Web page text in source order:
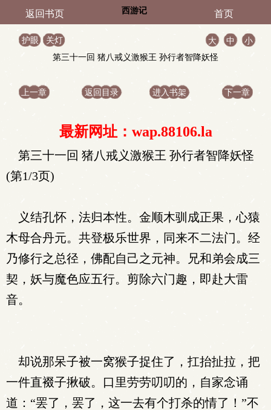
返回书页 西游记 首页
护眼 关灯 大 中
小
第三十一回 猪八戒义激猴王 孙行者智降妖怪
上一章 返回目录 进入书架 下一章
最新网址：wap.88106.la
第三十一回 猪八戒义激猴王 孙行者智降妖怪
(第1/3页)
义结孔怀，法归本性。金顺木驯成正果，心猿
木母合丹元。共登极乐世界，同来不二法门。经
乃修行之总径，佛配自己之元神。兄和弟会成三
契，妖与魔色应五行。剪除六门趣，即赴大雷
音。
却说那呆子被一窝猴子捉住了，扛抬扯拉，把
一件直裰子揪破。口里劳劳叨叨的，自家念诵
道：“罢了，罢了，这一去有个打杀的情了！”不